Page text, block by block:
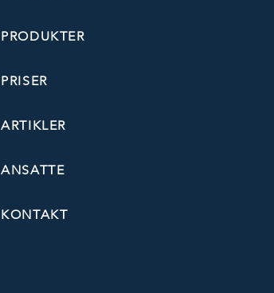
PRODUKTER
PRISER
ARTIKLER
ANSATTE
KONTAKT